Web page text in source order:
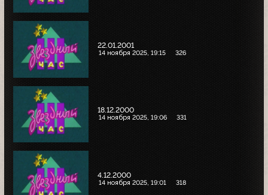
22.01.2001
14 ноября 2025, 19:15 326
18.12.2000
14 ноября 2025, 19:06 331
4.12.2000
14 ноября 2025, 19:01 318